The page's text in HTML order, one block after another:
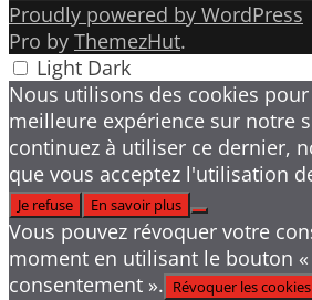
Proudly powered by WordPress
Pro by ThemezHut.
Light Dark
Nous utilisons des cookies
meilleure expérience sur notre
continuez à utiliser ce dernier,
que vous acceptez l'utilisation
Je refuse
En savoir plus
Vous pouvez révoquer votre
moment en utilisant le bouton «
consentement ». Révoquer les cookies